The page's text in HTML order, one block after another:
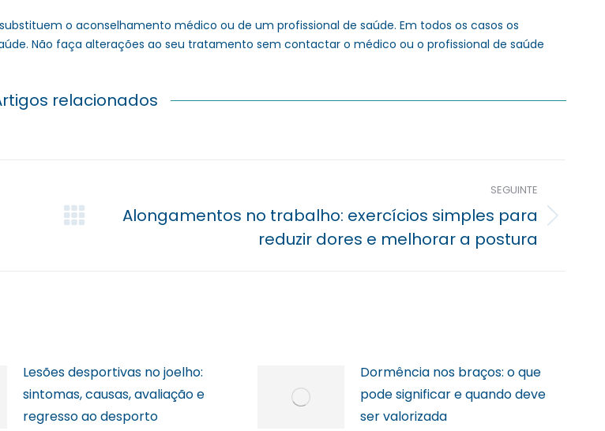
o aconselhamento médico ou de um profissional de saúde. Em todos os casos os
Não faça alterações ao seu tratamento sem contactar o médico ou o profissional de saúde
relacionados
SEGUINTE
Próximo
Alongamentos no trabalho: exercícios simples para
reduzir dores e melhorar a postura
Lesões desportivas no joelho:
sintomas, causas, avaliação e
regresso ao desporto
Dormência nos braços: o que
pode significar e quando deve
ser valorizada